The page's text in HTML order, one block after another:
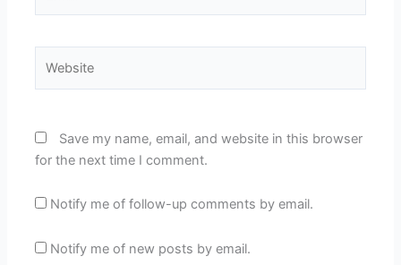
Save my name, email, and website in this browser
for the next time I comment.
Notify me of follow-up comments by email.
Notify me of new posts by email.